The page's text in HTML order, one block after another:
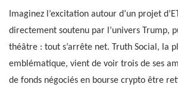
Imaginez l’excitation autour d’un projet
directement soutenu par l’univers Trump,
théâtre : tout s’arrête net. Truth Social, la
emblématique, vient de voir trois de ses
de fonds négociés en bourse crypto être